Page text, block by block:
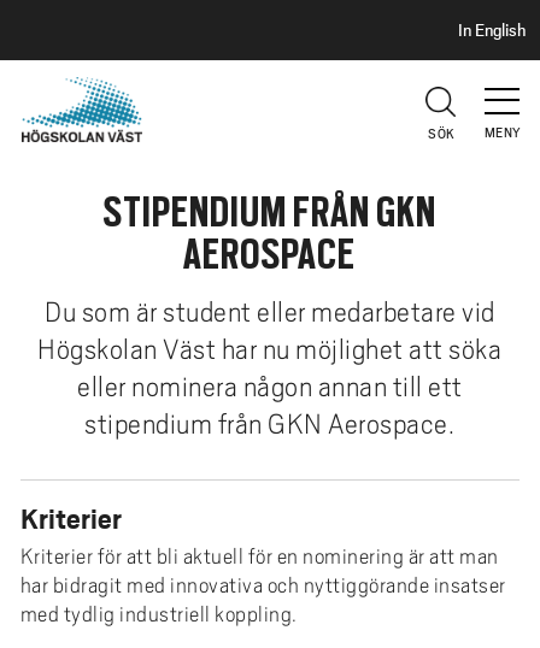
D
H
U
V
In English
MENY
SÖK
STIPENDIUM FRÅN GKN
AEROSPACE
Du som är student eller medarbetare vid
Högskolan Väst har nu möjlighet att söka
eller nominera någon annan till ett
stipendium från GKN Aerospace.
Kriterier
Kriterier för att bli aktuell för en nominering är att man
har bidragit med innovativa och nyttiggörande insatser
med tydlig industriell koppling.